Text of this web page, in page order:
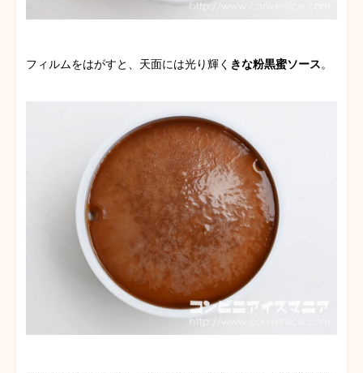
フィルムをはがすと、天面には光り輝く きな粉黒蜜ソース。